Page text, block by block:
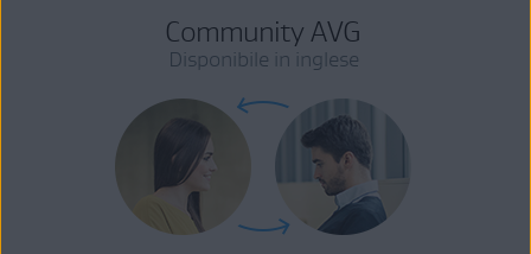
Community AVG
Disponibile in inglese